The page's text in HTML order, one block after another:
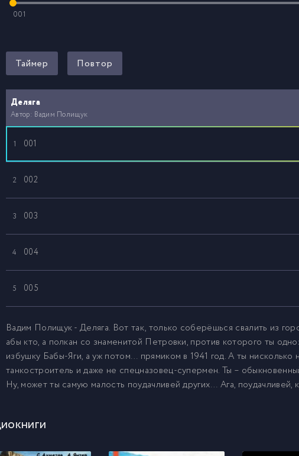
001
Таймер Повтор
Деляга
Автор: Вадим Полищук
1 001
2 002
3 003
4 004
5 005
6 006
7 007
Вадим Полищук - Деляга. Вот так, только соберёшься свалить из
абы кто, а полкан со знаменитой Петровки, против которого ты
избушку Бабы-Яги, а уж потом… прямиком в 1941 год. А ты
танкостроитель и даже не спецназовец-супермен. Ты –
Ну, может ты самую малость поудачливей других… Ага,